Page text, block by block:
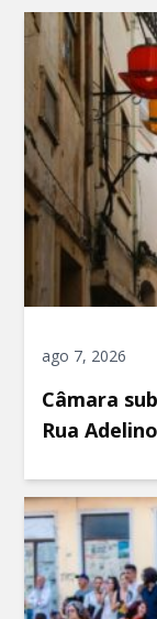
ago 7, 2026
Câmara
Rua